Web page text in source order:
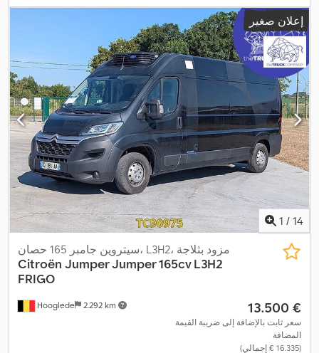
الانبعاثات:يورو 6 , سنة الصنع:2014, معدات:تنظيم النوافذ الكهربائي,
قفل مركزي, مثبت السرعة, مرآة كهربائية, نظام الفرامل المانعةإعلان صغير
1 / 14
Hooglede 2.292 km
سيتروين جامبر 165 حصان، L3H2، مزود بثلاجة
Citroën Jumper Jumper 165cv L3H2
FRIGO
‏13.500 €
سعر ثابت بالإضافة إلى ضريبة القيمة
المضافة
(‏16.335 € إجمالي)